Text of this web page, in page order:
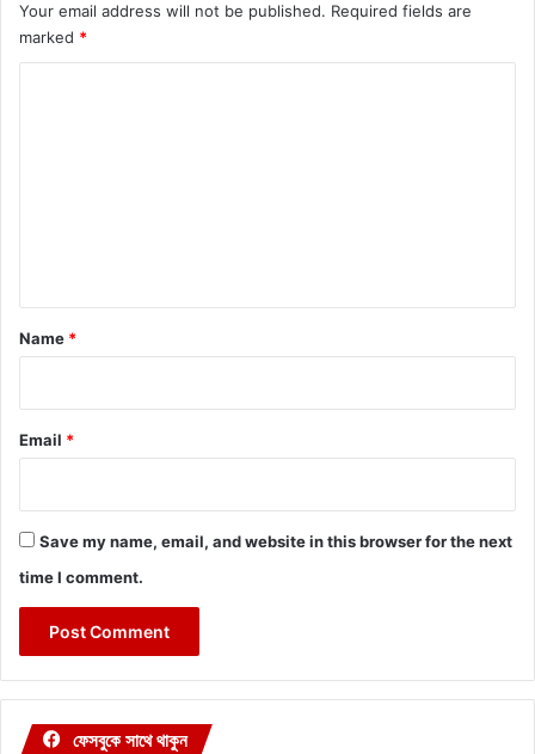
Your email address will not be published. Required fields are
marked *
*
Name *
Email *
Save my name, email, and website in this browser for the next
time I comment.
ফেসবুকে সাথে থাকুন